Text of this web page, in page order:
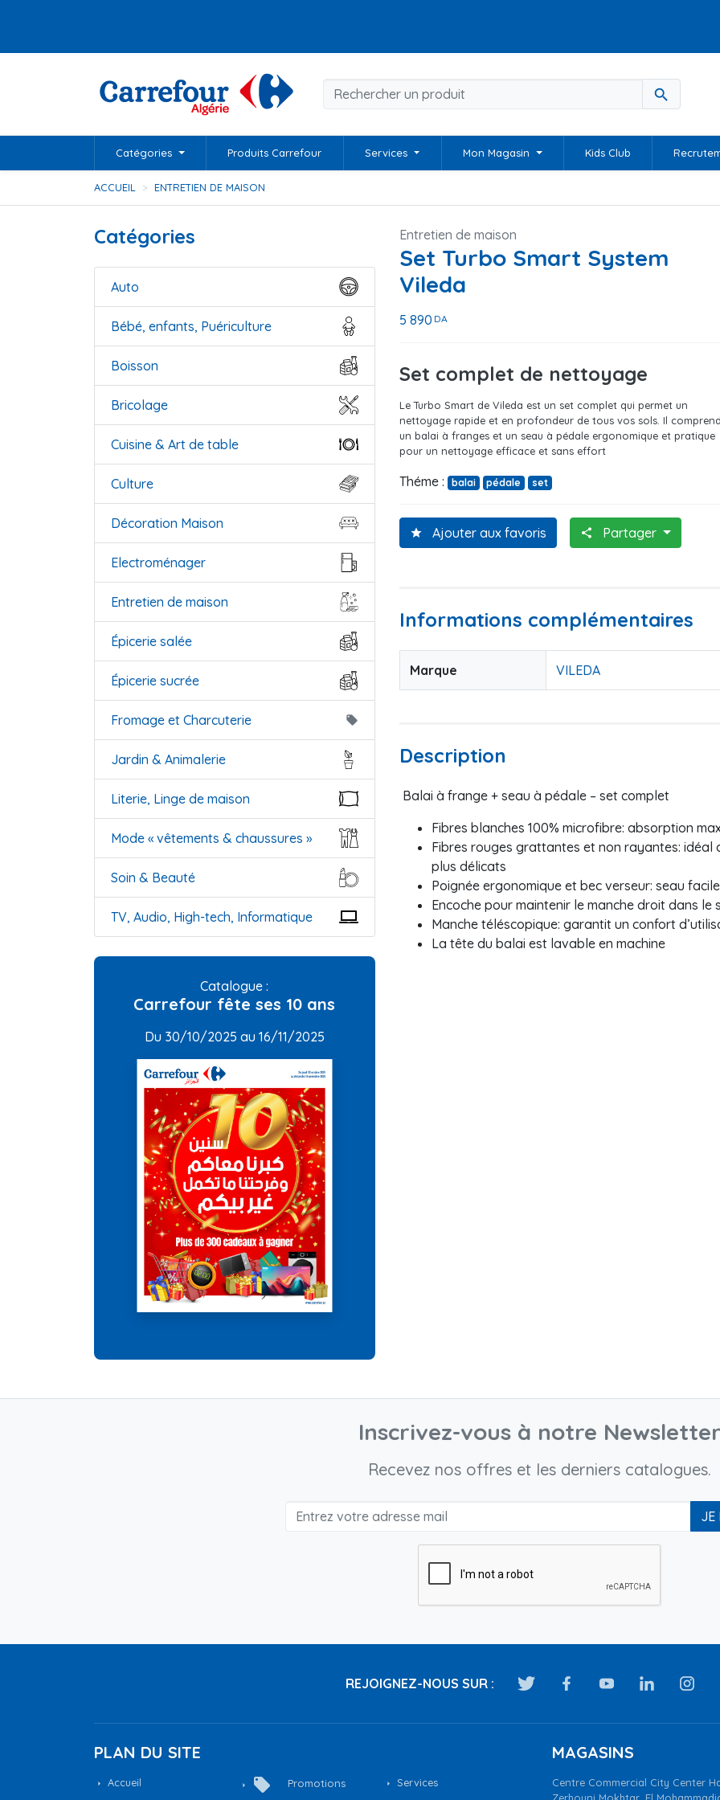
search
Catégories Produits Carrefour Services Mon Magasin Kids Club
ACCUEIL ENTRETIEN DE MAISON
Catégories
Auto
Bébé, enfants, Puériculture
Boisson
Bricolage
Cuisine & Art de table
Culture
Décoration Maison
Electroménager
Entretien de maison
Épicerie salée
Épicerie sucrée
Fromage et Charcuterie local_offer
Jardin & Animalerie
Literie, Linge de maison
Mode « vêtements & chaussures »
Soin & Beauté
TV, Audio, High-tech, Informatique
Catalogue :
Carrefour fête ses 10 ans
Du 30/10/2025 au 16/11/2025
Entretien de maison
Set Turbo Smart System
Vileda
5 890 DA
Set complet de nettoyage
Le Turbo Smart de Vileda est un set complet qui permet un
nettoyage rapide et en profondeur de tous vos sols. Il
un balai à franges et un seau à pédale ergonomique et pratique
pour un nettoyage efficace et sans effort
Théme : balai pédale set
star Ajouter aux favoris share Partager
Informations complémentaires
Marque VILEDA
Description
Balai à frange + seau à pédale – set complet
Fibres blanches 100% microfibre: absorption
Fibres rouges grattantes et non rayantes: idéal
plus délicats
Poignée ergonomique et bec verseur: seau
Encoche pour maintenir le manche droit dans le
Manche téléscopique: garantit un confort
La tête du balai est lavable en machine
Inscrivez-vous à notre
Recevez nos offres et les derniers catalogues.
JE
REJOIGNEZ-NOUS SUR :
PLAN DU SITE
Accueil local_offer Promotions
Services
MAGASINS
Centre Commercial City Center